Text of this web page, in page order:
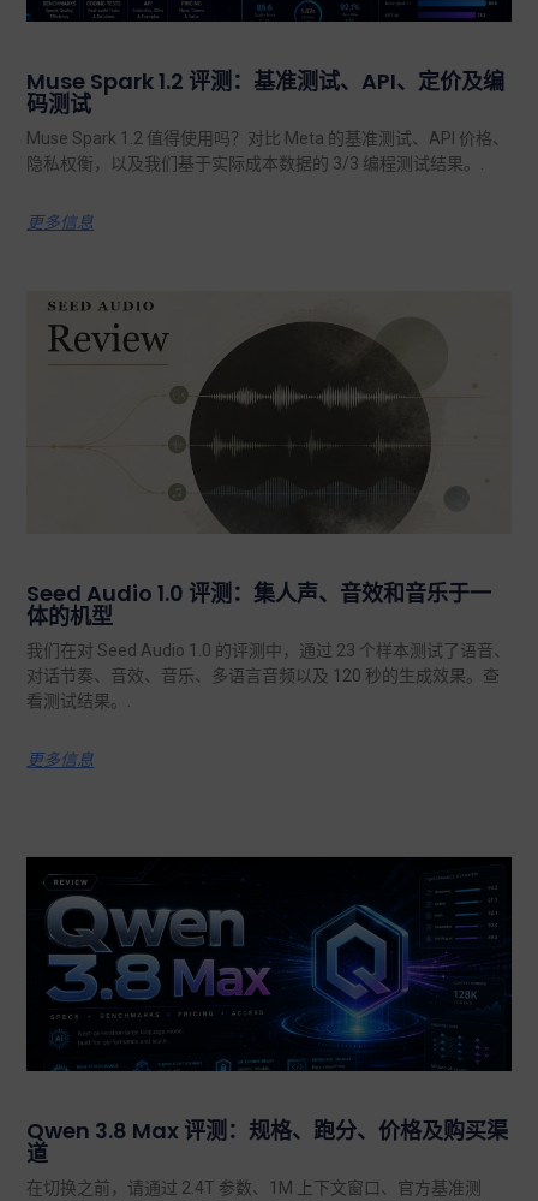
Muse Spark 1.2 评测：基准测试、API、定价及编
码测试
Muse Spark 1.2 值得使用吗？对比 Meta 的基准测试、API 价格、
隐私权衡，以及我们基于实际成本数据的 3/3 编程测试结果。.
更多信息
Seed Audio 1.0 评测：集人声、音效和音乐于一
体的机型
我们在对 Seed Audio 1.0 的评测中，通过 23 个样本测试了语音、
对话节奏、音效、音乐、多语言音频以及 120 秒的生成效果。查
看测试结果。.
更多信息
Qwen 3.8 Max 评测：规格、跑分、价格及购买渠
道
在切换之前，请通过 2.4T 参数、1M 上下文窗口、官方基准测